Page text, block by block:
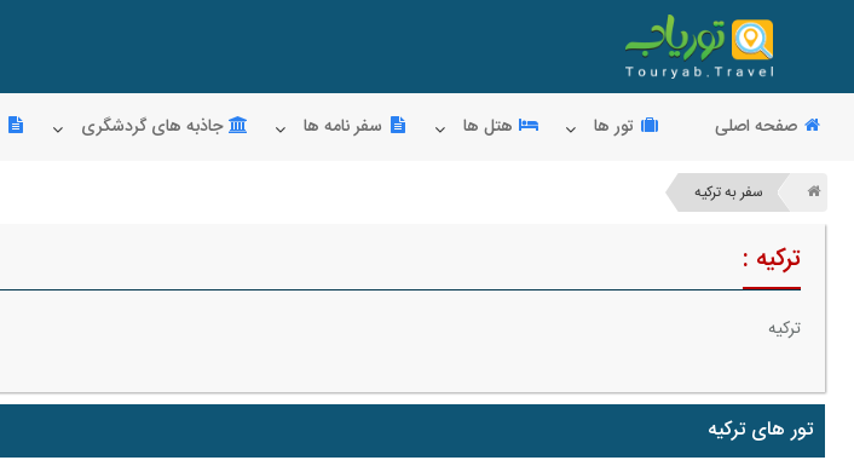
صفحه اصلی تور ها هتل ها سفر نامه ها جاذبه های گردشگری
سفر به ترکیه
ترکیه :
ترکیه
تور های ترکیه